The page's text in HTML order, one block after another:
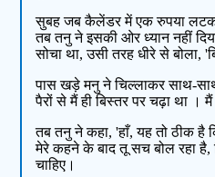
सुबह जब कैलेंडर में एक रुपया
तब तनु ने इसकी ओर ध्यान नहीं
सोचा था, उसी तरह धीरे से बोला,
पास खड़े मनु ने चिल्लाकर साथ-
पैरों से मैं ही बिस्तर पर चढ़ा था ।
तब तनु ने कहा, 'हाँ, यह तो ठीक है
मेरे कहने के बाद तू सच बोल रहा है,
चाहिए।